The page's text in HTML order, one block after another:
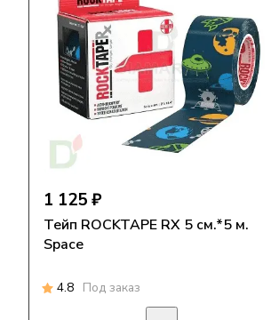
1 125 ₽
Тейп ROCKTAPE RX 5 см.*5 м.
Space
4.8 Под заказ